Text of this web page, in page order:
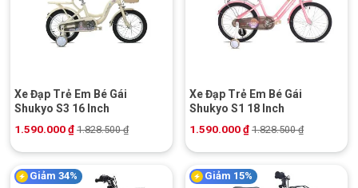
Xe Đạp Trẻ Em Bé Gái
Shukyo S3 16 Inch
1.590.000₫ 1.828.500₫
Xe Đạp Trẻ Em Bé Gái
Shukyo S1 18 Inch
1.590.000₫ 1.828.500₫
Giảm 34% Giảm 15%